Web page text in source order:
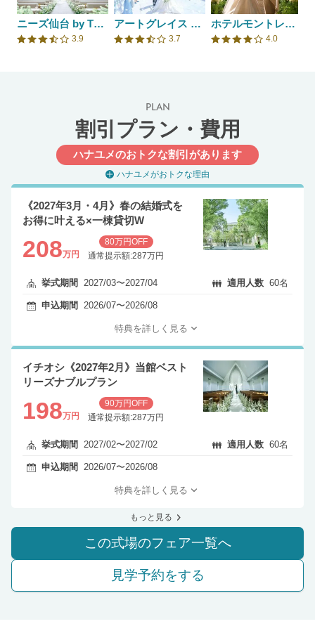
ニーズ仙台 by T&G WEDDING(旧 アーカンジェル迎賓館 仙台)
口コミ評価
3.9
アートグレイス フォレスト迎賓館
口コミ評価
3.7
ホテルモントレ仙台
口コミ評価
4.0
PLAN
割引プラン・費用
ハナユメのおトクな割引があります
ハナユメがおトクな理由
《2027年3月・4月》春の結婚式を
お得に叶える×一棟貸切W
208万円
80万円OFF
通常提示額:287万円
挙式期間 2027/03〜2027/04 適用人数 60名
申込期間 2026/07〜2026/08
特典を詳しく見る
イチオシ《2027年2月》当館ベスト
リーズナブルプラン
198万円
90万円OFF
通常提示額:287万円
挙式期間 2027/02〜2027/02 適用人数 60名
申込期間 2026/07〜2026/08
特典を詳しく見る
もっと見る
この式場のフェア一覧へ
見学予約をする